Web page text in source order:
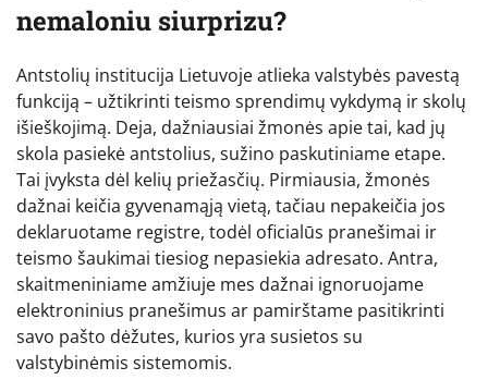
nemaloniu siurprizu?
Antstolių institucija Lietuvoje atlieka valstybės pavestą
funkciją – užtikrinti teismo sprendimų vykdymą ir skolų
išieškojimą. Deja, dažniausiai žmonės apie tai, kad jų
skola pasiekė antstolius, sužino paskutiniame etape.
Tai įvyksta dėl kelių priežasčių. Pirmiausia, žmonės
dažnai keičia gyvenamąją vietą, tačiau nepakeičia jos
deklaruotame registre, todėl oficialūs pranešimai ir
teismo šaukimai tiesiog nepasiekia adresato. Antra,
skaitmeniniame amžiuje mes dažnai ignoruojame
elektroninius pranešimus ar pamirštame pasitikrinti
savo pašto dėžutes, kurios yra susietos su
valstybinėmis sistemomis.